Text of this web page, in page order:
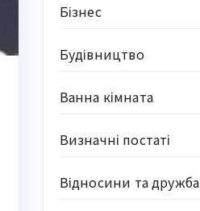
Бізнес
Будівництво
Ванна кімната
Визначні постаті
Відносини та дружба